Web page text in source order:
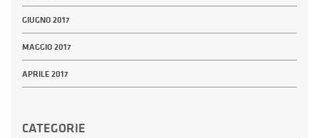
GIUGNO 2017
MAGGIO 2017
APRILE 2017
CATEGORIE